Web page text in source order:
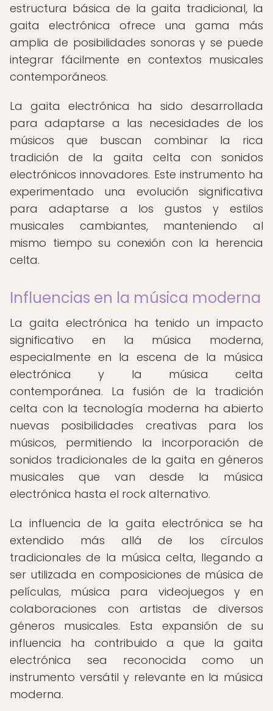
estructura básica de la gaita tradicional, la
gaita electrónica ofrece una gama más
amplia de posibilidades sonoras y se puede
integrar fácilmente en contextos musicales
contemporáneos.
La gaita electrónica ha sido desarrollada
para adaptarse a las necesidades de los
músicos que buscan combinar la rica
tradición de la gaita celta con sonidos
electrónicos innovadores. Este instrumento ha
experimentado una evolución significativa
para adaptarse a los gustos y estilos
musicales cambiantes, manteniendo al
mismo tiempo su conexión con la herencia
celta.
Influencias en la música moderna
La gaita electrónica ha tenido un impacto
significativo en la música moderna,
especialmente en la escena de la música
electrónica y la música celta
contemporánea. La fusión de la tradición
celta con la tecnología moderna ha abierto
nuevas posibilidades creativas para los
músicos, permitiendo la incorporación de
sonidos tradicionales de la gaita en géneros
musicales que van desde la música
electrónica hasta el rock alternativo.
La influencia de la gaita electrónica se ha
extendido más allá de los círculos
tradicionales de la música celta, llegando a
ser utilizada en composiciones de música de
películas, música para videojuegos y en
colaboraciones con artistas de diversos
géneros musicales. Esta expansión de su
influencia ha contribuido a que la gaita
electrónica sea reconocida como un
instrumento versátil y relevante en la música
moderna.